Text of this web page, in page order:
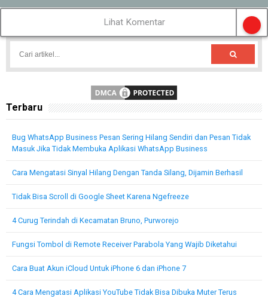
Lihat Komentar
Terbaru
Bug WhatsApp Business Pesan Sering Hilang Sendiri dan Pesan Tidak
Masuk Jika Tidak Membuka Aplikasi WhatsApp Business
Cara Mengatasi Sinyal Hilang Dengan Tanda Silang, Dijamin Berhasil
Tidak Bisa Scroll di Google Sheet Karena Ngefreeze
4 Curug Terindah di Kecamatan Bruno, Purworejo
Fungsi Tombol di Remote Receiver Parabola Yang Wajib Diketahui
Cara Buat Akun iCloud Untuk iPhone 6 dan iPhone 7
4 Cara Mengatasi Aplikasi YouTube Tidak Bisa Dibuka Muter Terus